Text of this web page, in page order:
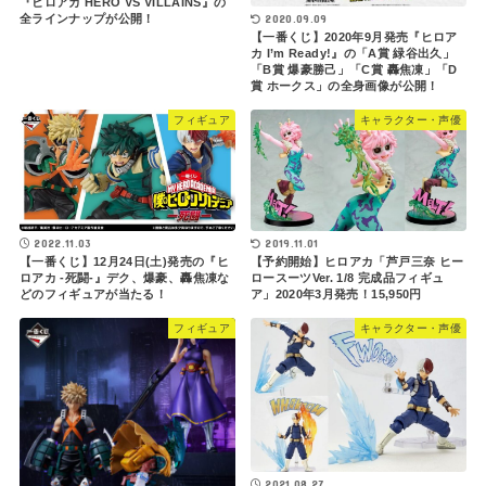
全ラインナップが公開！
2020.09.09
【一番くじ】2020年9月発売『ヒロア
カ I’m Ready!』の「A賞 緑谷出久」
「B賞 爆豪勝己」「C賞 轟焦凍」「D
賞 ホークス」の全身画像が公開！
フィギュア
2022.11.03
【一番くじ】12月24日(土)発売の『ヒ
ロアカ -死闘-』デク、爆豪、轟焦凍な
どのフィギュアが当たる！
キャラクター・声優
2019.11.01
【予約開始】ヒロアカ「芦戸三奈 ヒー
ロースーツVer. 1/8 完成品フィギュ
ア」2020年3月発売！15,950円
フィギュア キャラクター・声優